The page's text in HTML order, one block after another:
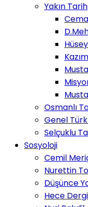
Yakın Tarih
Osmanlı
Genel
Selçuklu
Sosyoloji
Cemil
Nurettin
Düşünce
Hece